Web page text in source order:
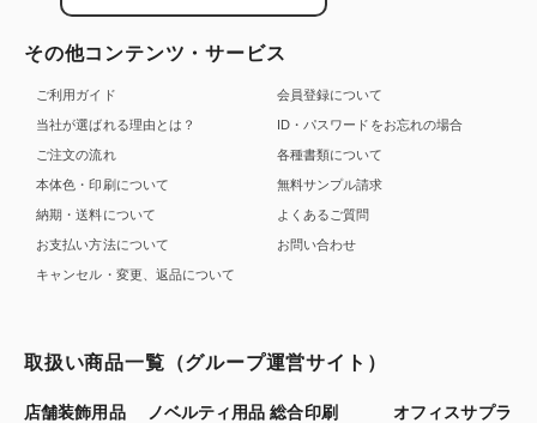
その他コンテンツ・サービス
ご利用ガイド
当社が選ばれる理由とは？
ご注文の流れ
本体色・印刷について
納期・送料について
お支払い方法について
キャンセル・変更、返品について
会員登録について
ID・パスワードをお忘れの場合
各種書類について
無料サンプル請求
よくあるご質問
お問い合わせ
取扱い商品一覧（グループ運営サイト）
店舗装飾用品 ノベルティ用品 総合印刷
オフィスサプラ